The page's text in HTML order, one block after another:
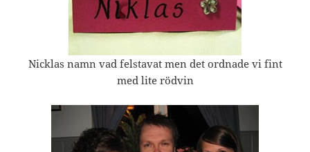
Nicklas namn vad felstavat men det ordnade vi fint
med lite rödvin